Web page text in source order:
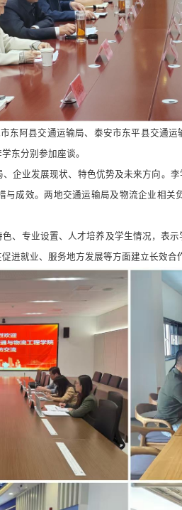
东阿县交通运输局、泰安市东平县交通
东分别参加座谈。
企业发展现状、特色优势及未来方向。
与成效。两地交通运输局及物流企业相
、专业设置、人才培养及学生情况，表
进就业、服务地方发展等方面建立长效合